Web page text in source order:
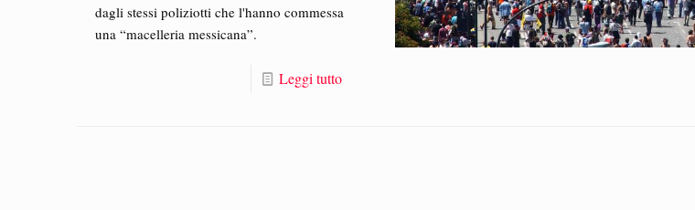
dagli stessi poliziotti che l'hanno commessa
una “macelleria messicana”.
Leggi tutto